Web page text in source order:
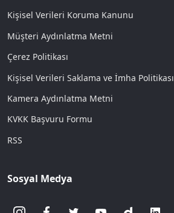
Kişisel Verileri Koruma Kanunu
Müşteri Aydınlatma Metni
Çerez Politikası
Kişisel Verileri Saklama ve İmha Politikası
Kamera Aydınlatma Metni
KVKK Başvuru Formu
RSS
Sosyal Medya